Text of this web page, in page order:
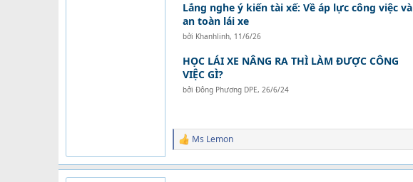
Lắng nghe ý kiến tài xế: Về áp lực công việc và
an toàn lái xe
bởi Khanhlinh, 11/6/26
HỌC LÁI XE NÂNG RA THÌ LÀM ĐƯỢC CÔNG
VIỆC GÌ?
bởi Đông Phương DPE, 26/6/24
R
a
Ms Lemon